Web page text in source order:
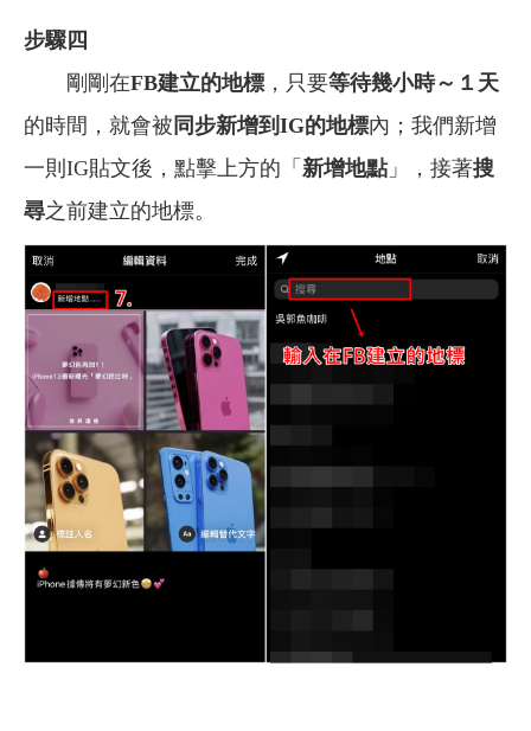
步驟四
剛剛在FB建立的地標 ，只要等待幾小時～１天
的時間，就會被 同步新增到IG的地標內；我們新增
一則IG貼文後，點擊上方的「 新增地點」，接著搜
尋之前建立的地標。